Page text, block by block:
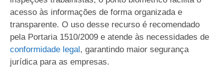
acesso às informações de forma organizada e
transparente. O uso desse recurso é recomendado
pela Portaria 1510/2009 e atende às necessidades de
conformidade legal , garantindo maior segurança
jurídica para as empresas.